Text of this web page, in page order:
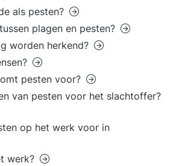
als pesten?
plagen en pesten?
worden herkend?
pesten voor?
van pesten voor het slachtoffer?
op het werk voor in
werk?